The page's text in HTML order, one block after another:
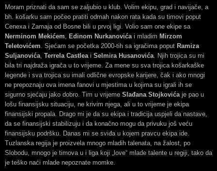
Moram priznati da sam se zaljubio u klub. Volim ekipu, grad i navijače, a
bh. košarku sam počeo pratiti odmah nakon rata kada su timovi poput
Cenexa i Zamaja od Bosne bili u prvoj ligi. Volio sam one ekipe sa
Nerminom Mekićem, Edinom Nurkanovićai mladim Mirzom
Teletovićem. Sjećam se početka 2000-tih sa igračima poput Ramiza
Suljanovića, Terrela Castleai Selmira Husanovića. Njih trojica su mi
bila tri najdraža igrača u to vrijeme. Za mene su sva trojica košarkaške
legende i sva trojica su imali odlične evropske karijere, čak i ako mnogi
ne prepoznaju ova imena fanovi u mjestima u kojima su igrali ih se
sigurno sjećaju jako dobro. Tim u vrijeme Slađana Stojkovićaje pao u
lošu finansijsku situaciju, ne krivim njega, ali u to vrijeme je ekipa
finansijski propala. Drago mi je da su ekipa i tradicija uspjeli da nastave,
da se finansijski stabilizuju i da konačno mogu da privuku još veću
finansijsku podršku. Danas mi se sviđa u kojem pravcu ekipa ide.
Tuzlanska regija je proizvela mnogo mladih talenata, na žalost, po
Slobodu, mnogo je timova u i liga koji „love“ mlade talente u regiji, tako da
je teško naći mlade nepoznate momke.